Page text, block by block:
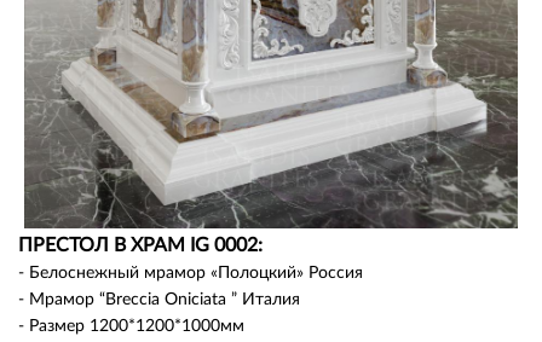
ПРЕСТОЛ В ХРАМ IG 0002:
- Белоснежный мрамор «Полоцкий» Россия
- Мрамор “Breccia Oniciata ” Италия
- Размер 1200*1200*1000мм